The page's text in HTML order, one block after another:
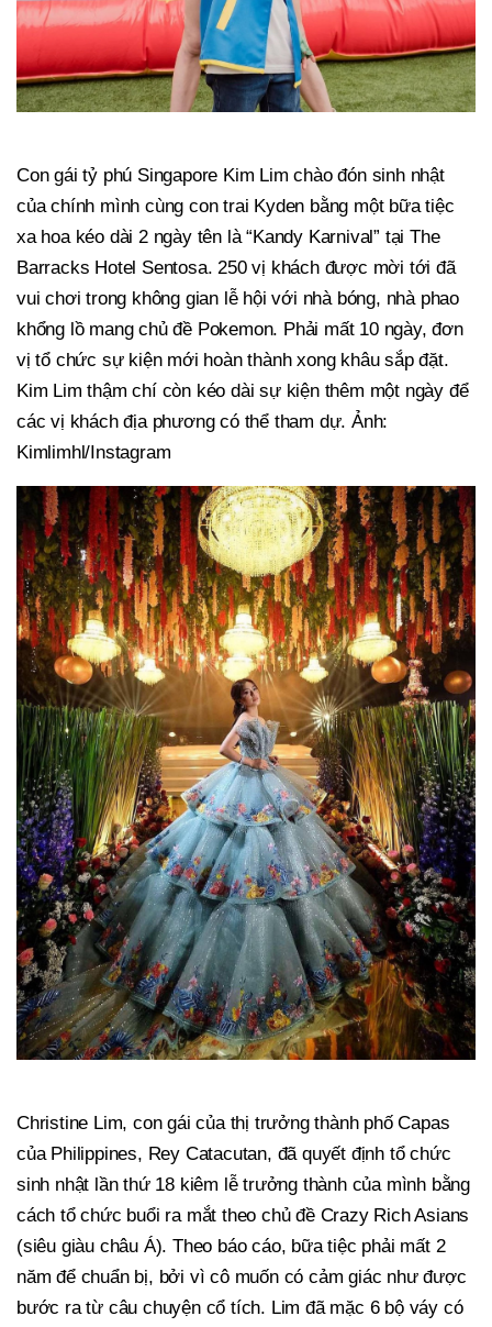
Con gái tỷ phú Singapore Kim Lim chào đón sinh nhật
của chính mình cùng con trai Kyden bằng một bữa tiệc
xa hoa kéo dài 2 ngày tên là “Kandy Karnival” tại The
Barracks Hotel Sentosa. 250 vị khách được mời tới đã
vui chơi trong không gian lễ hội với nhà bóng, nhà phao
khổng lồ mang chủ đề Pokemon. Phải mất 10 ngày, đơn
vị tổ chức sự kiện mới hoàn thành xong khâu sắp đặt.
Kim Lim thậm chí còn kéo dài sự kiện thêm một ngày để
các vị khách địa phương có thể tham dự. Ảnh:
Kimlimhl/Instagram
Christine Lim, con gái của thị trưởng thành phố Capas
của Philippines, Rey Catacutan, đã quyết định tổ chức
sinh nhật lần thứ 18 kiêm lễ trưởng thành của mình bằng
cách tổ chức buổi ra mắt theo chủ đề Crazy Rich Asians
(siêu giàu châu Á). Theo báo cáo, bữa tiệc phải mất 2
năm để chuẩn bị, bởi vì cô muốn có cảm giác như được
bước ra từ câu chuyện cổ tích. Lim đã mặc 6 bộ váy có